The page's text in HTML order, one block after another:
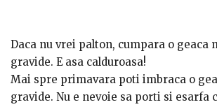
Daca nu vrei palton, cumpara o geaca
gravide. E asa calduroasa!
Mai spre primavara poti imbraca o
gravide. Nu e nevoie sa porti si esarfa